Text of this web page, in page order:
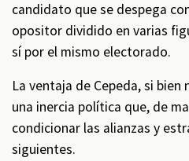
candidato que se despega
opositor dividido en varias
sí por el mismo electorado.
La ventaja de Cepeda, si
una inercia política que, de
condicionar las alianzas y
siguientes.